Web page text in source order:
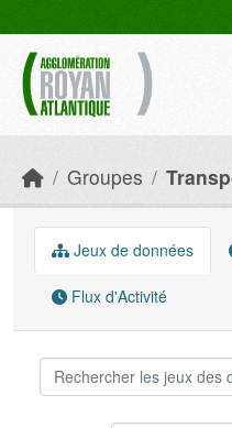
Groupes
Jeux de données
Flux d'Activité